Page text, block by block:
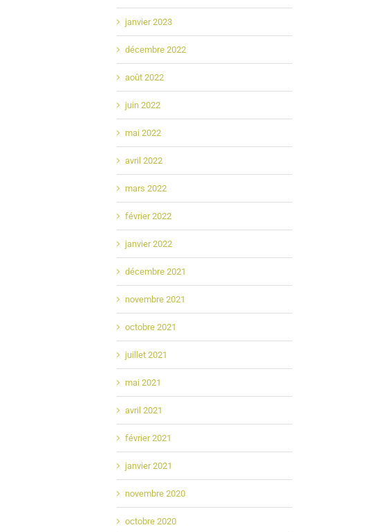
janvier 2023
décembre 2022
août 2022
juin 2022
mai 2022
avril 2022
mars 2022
février 2022
janvier 2022
décembre 2021
novembre 2021
octobre 2021
juillet 2021
mai 2021
avril 2021
février 2021
janvier 2021
novembre 2020
octobre 2020